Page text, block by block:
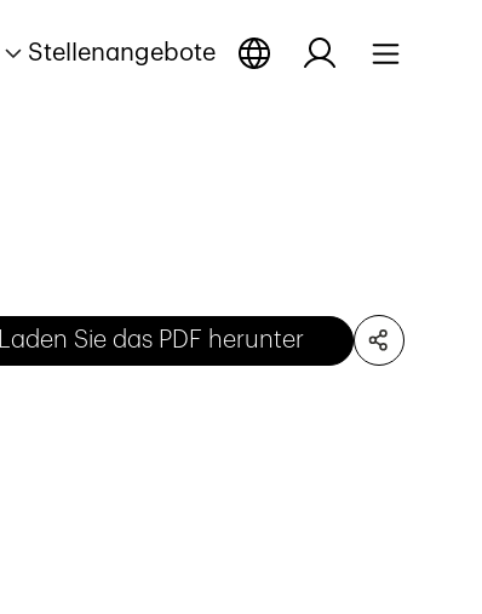
Stellenangebote
Laden Sie das PDF herunter